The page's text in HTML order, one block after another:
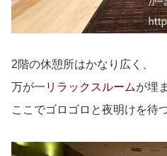
2階の休憩所はかなり広く、
万が一 リラックスルームが埋
ここでゴロゴロと夜明けを待